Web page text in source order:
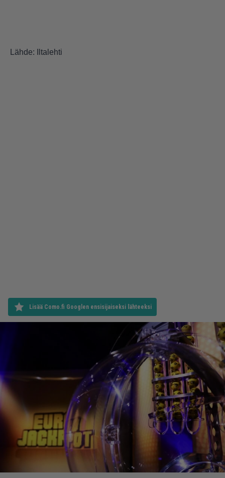
Lähde: Iltalehti
Lisää Como.fi Googlen ensisijaiseksi lähteeksi